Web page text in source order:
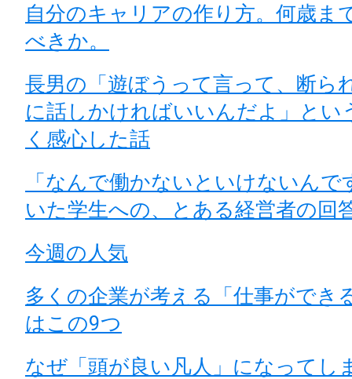
自分のキャリアの作り方。何歳ま
べきか。
長男の「遊ぼうって言って、断ら
に話しかければいいんだよ」とい
く感心した話
「なんで働かないといけないんで
いた学生への、とある経営者の回
今週の人気
多くの企業が考える「仕事ができ
はこの9つ
なぜ「頭が良い凡人」になってし